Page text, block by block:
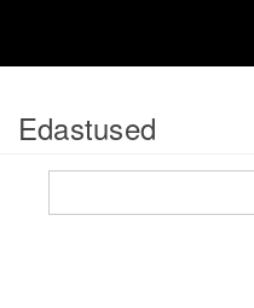
Edastused